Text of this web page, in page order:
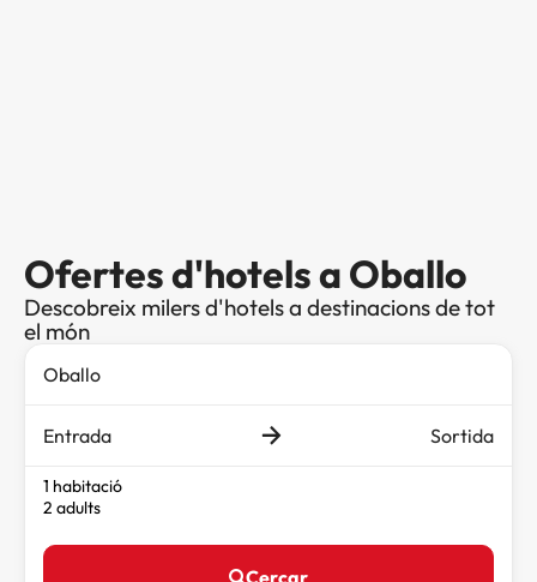
Ofertes d'hotels a Oballo
Descobreix milers d'hotels a destinacions de tot
el món
Entrada Sortida
1 habitació
2 adults
Cercar